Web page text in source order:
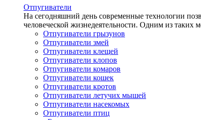
Отпугиватели
На сегодняшний день современные технологии
человеческой жизнедеятельности. Одним из таких
Отпугиватели грызунов
Отпугиватели змей
Отпугиватели клещей
Отпугиватели клопов
Отпугиватели комаров
Отпугиватели кошек
Отпугиватели кротов
Отпугиватели летучих мышей
Отпугиватели насекомых
Отпугиватели птиц